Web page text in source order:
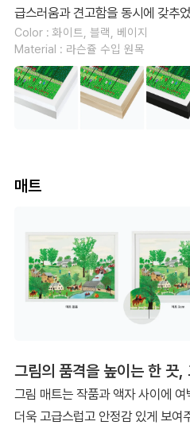
급스러움과 견고함을 동시에 갖추
Color : 화이트, 블랙, 베이지
Material : 라슨쥴 수입 원목
매트
그림의 품격을 높이는 한 끗,
그림 매트는 작품과 액자 사이에
더욱 고급스럽고 안정감 있게 보여